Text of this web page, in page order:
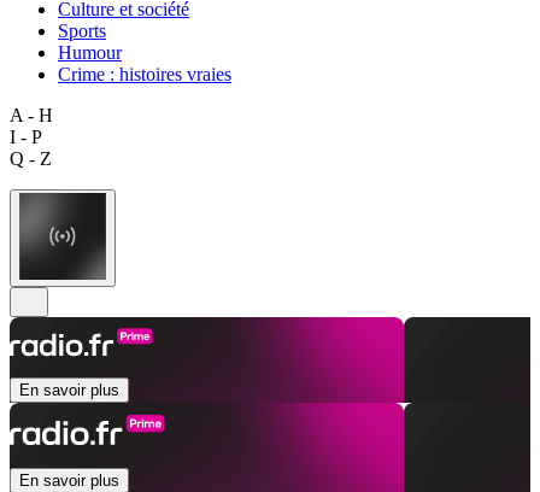
Culture et société
Sports
Humour
Crime : histoires vraies
A - H
I - P
Q - Z
En savoir plus
En savoir plus